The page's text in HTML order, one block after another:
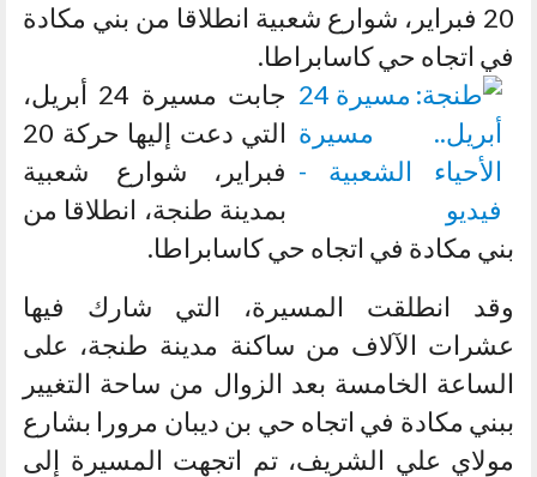
20 فبراير، شوارع شعبية انطلاقا من بني مكادة
في اتجاه حي كاسابراطا.
جابت مسيرة 24 أبريل،
التي دعت إليها حركة 20
فبراير، شوارع شعبية
بمدينة طنجة، انطلاقا من
بني مكادة في اتجاه حي كاسابراطا.
وقد انطلقت المسيرة، التي شارك فيها
عشرات الآلاف من ساكنة مدينة طنجة، على
الساعة الخامسة بعد الزوال من ساحة التغيير
ببني مكادة في اتجاه حي بن ديبان مرورا بشارع
مولاي علي الشريف، تم اتجهت المسيرة إلى